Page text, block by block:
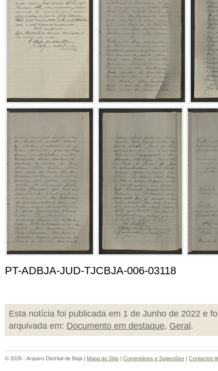
PT-ADBJA-JUD-TJCBJA-006-03118
Esta notícia foi publicada em 1 de Junho de 2022 e
arquivada em: Documento em destaque, Geral .
© 2026 - Arquivo Distrital de Beja | Mapa do Sítio | Comentários e Sugestões | Contactos